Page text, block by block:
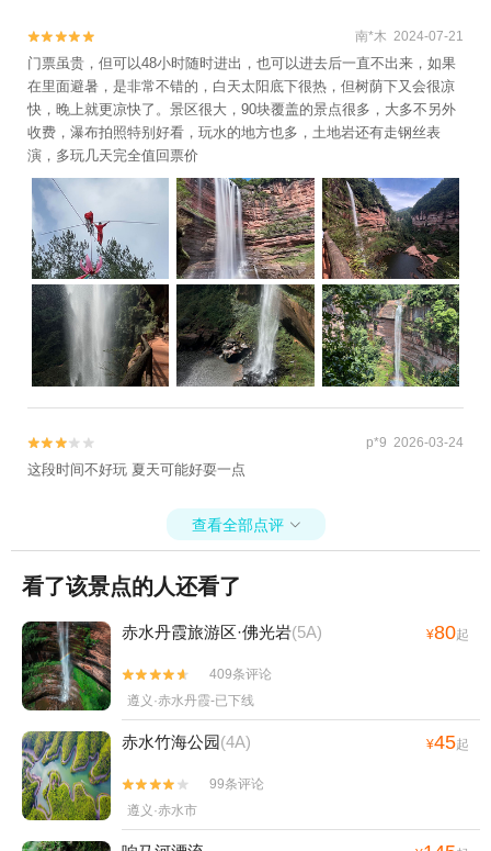
际影视城(民国街)+濯水古镇+重庆欢乐谷+万
州平湖游+南天湖景区+叠石花谷+探索舱·云
端乐园+重庆两江游-金碧系列+重庆云端之眼
观景台+两江小渡1日游

 南*木 2024-07-21
门票虽贵，但可以48小时随时进出，也可以进去后一直不出来，如果
在里面避暑，是非常不错的，白天太阳底下很热，但树荫下又会很凉
快，晚上就更凉快了。景区很大，90块覆盖的景点很多，大多不另外
收费，瀑布拍照特别好看，玩水的地方也多，土地岩还有走钢丝表
演，多玩几天完全值回票价

 p*9 2026-03-24
这段时间不好玩 夏天可能好耍一点
查看全部点评 
看了该景点的人还看了
赤水丹霞旅游区·佛光岩(5A) ¥80起


409条评论
遵义·赤水丹霞-已下线
赤水竹海公园(4A) ¥45起


99条评论
遵义·赤水市